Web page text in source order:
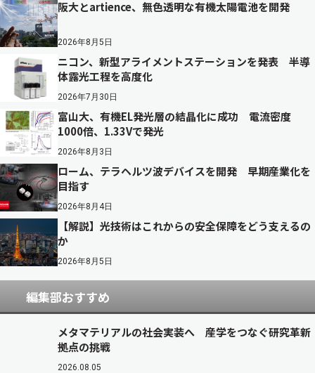
阪大とartience、無色透明な有機太陽電池を開発
2026年8月5日
ニコン、新型アライメントステーションを発表 半導
体露光工程を高度化
2026年7月30日
富山大、有機EL発光層の結晶化に成功 電流密度
1000倍、1.33Vで発光
2026年8月3日
ローム、テラヘルツ波デバイスを開発 早期産業化を
目指す
2026年8月4日
【解説】光技術はこれからの安全保障をどう支えるの
か
2026年8月5日
編集部おすすめ
メタマテリアルの社会実装へ 産学をつなぐ研究革新
拠点の挑戦
2026.08.05